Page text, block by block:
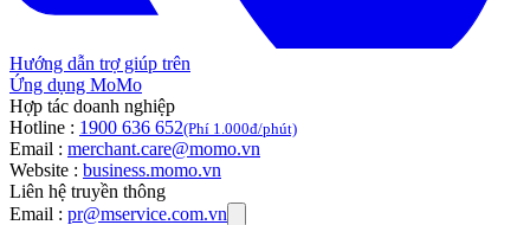
Hướng dẫn trợ giúp trên
Ứng dụng MoMo
Hợp tác doanh nghiệp
Hotline : 1900 636 652(Phí 1.000đ/phút)
Email : merchant.care@momo.vn
Website : business.momo.vn
Liên hệ truyền thông
Email : pr@mservice.com.vn